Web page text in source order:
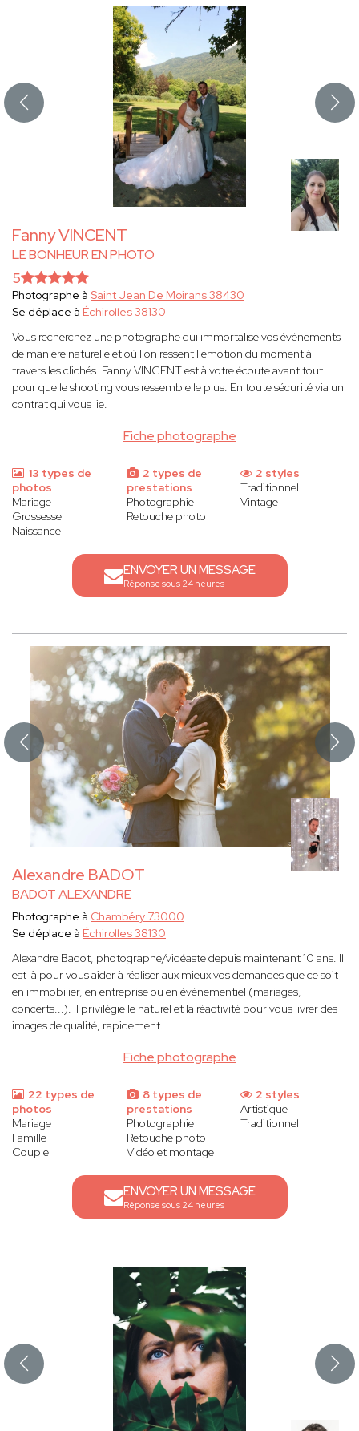
Fanny VINCENT
LE BONHEUR EN PHOTO
Fiche photographe
5
Photographe à Saint Jean De Moirans 38430
Se déplace à Échirolles 38130
Vous recherchez une photographe qui immortalise vos événements
de manière naturelle et où l'on ressent l'émotion du moment à
travers les clichés. Fanny VINCENT est à votre écoute avant tout
pour que le shooting vous ressemble le plus. En toute sécurité via un
contrat qui vous lie.
13 types de
photos
Mariage
Grossesse
Naissance
2 types de
prestations
Photographie
Retouche photo
2 styles
Traditionnel
Vintage
ENVOYER UN MESSAGE
Réponse sous 24 heures
Alexandre BADOT
BADOT ALEXANDRE
Fiche photographe
Photographe à Chambéry 73000
Se déplace à Échirolles 38130
Alexandre Badot, photographe/vidéaste depuis maintenant 10 ans. Il
est là pour vous aider à réaliser aux mieux vos demandes que ce soit
en immobilier, en entreprise ou en événementiel (mariages,
concerts...). Il privilégie le naturel et la réactivité pour vous livrer des
images de qualité, rapidement.
22 types de
photos
Mariage
Famille
Couple
8 types de
prestations
Photographie
Retouche photo
Vidéo et montage
2 styles
Artistique
Traditionnel
ENVOYER UN MESSAGE
Réponse sous 24 heures